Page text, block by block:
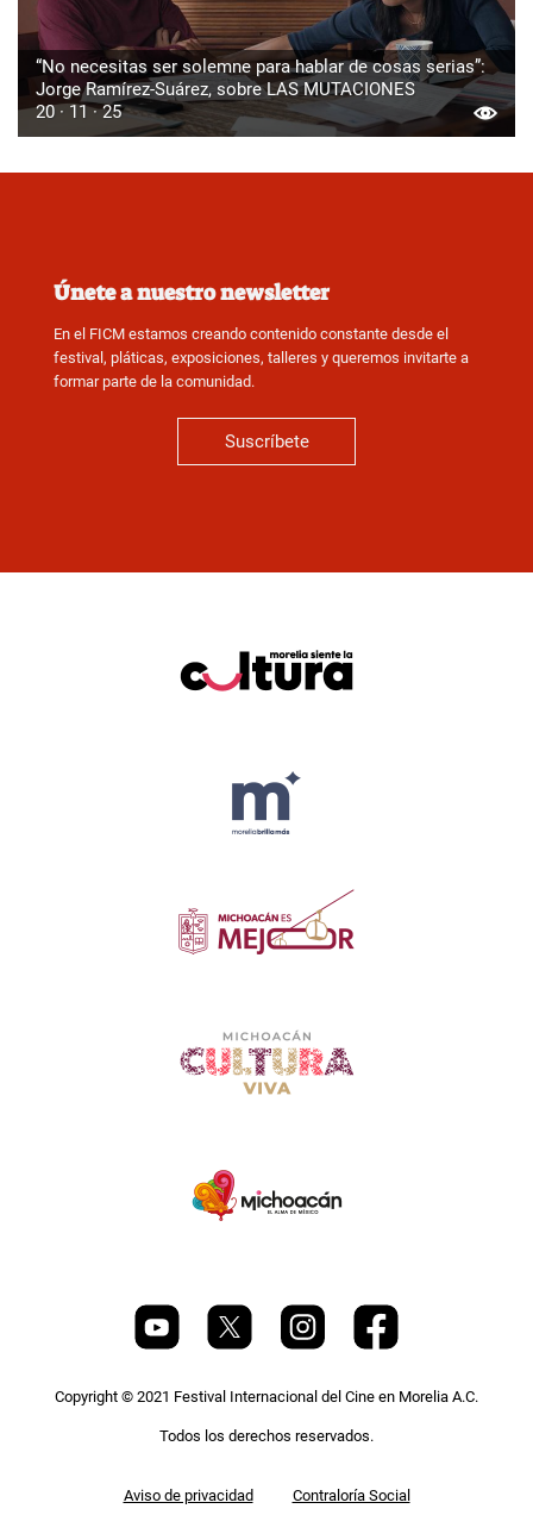
“No necesitas ser solemne para hablar de cosas serias”:
Jorge Ramírez-Suárez, sobre LAS MUTACIONES
20 · 11 · 25
Únete a nuestro newsletter
En el FICM estamos creando contenido constante desde el
festival, pláticas, exposiciones, talleres y queremos invitarte a
formar parte de la comunidad.
Suscríbete
Copyright © 2021 Festival Internacional del Cine en Morelia A.C.
Todos los derechos reservados.
Aviso de privacidad Contraloría Social